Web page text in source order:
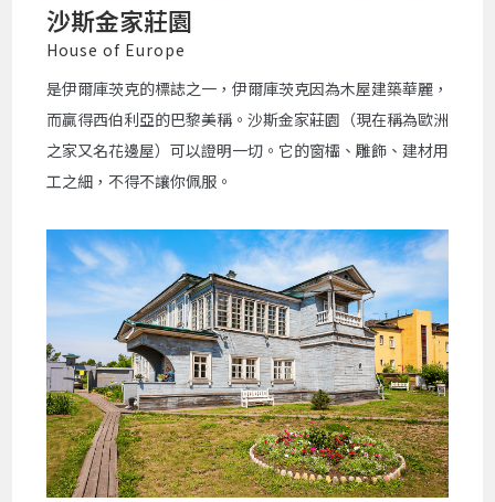
沙斯金家莊園
House of Europe
是伊爾庫茨克的標誌之一，伊爾庫茨克因為木屋建築華麗，
而贏得西伯利亞的巴黎美稱。沙斯金家莊園（現在稱為歐洲
之家又名花邊屋）可以證明一切。它的窗櫺、雕飾、建材用
工之細，不得不讓你佩服。